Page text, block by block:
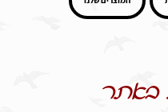
באתר